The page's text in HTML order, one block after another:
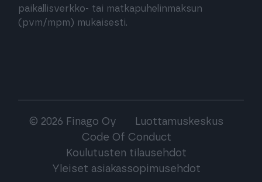
paikallisverkko- tai matkapuhelinmaksun
(pvm/mpm) mukaisesti.
© 2026 Finago Oy
Luottamuskeskus
Code Of Conduct
Koulutusten tilausehdot
Yleiset asiakassopimusehdot